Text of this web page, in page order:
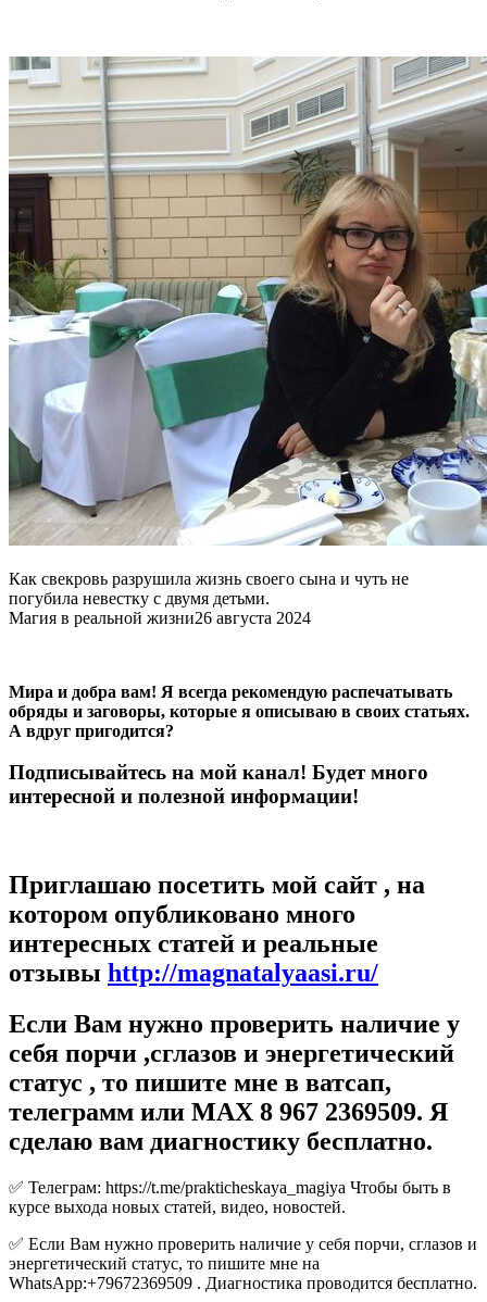
Как свекровь разрушила жизнь своего сына и чуть не
погубила невестку с двумя детьми.
Магия в реальной жизни26 августа 2024
Мира и добра вам! Я всегда рекомендую распечатывать
обряды и заговоры, которые я описываю в своих статьях.
А вдруг пригодится?
Подписывайтесь на мой канал! Будет много
интересной и полезной информации!
Приглашаю посетить мой сайт , на
котором опубликовано много
интересных статей и реальные
отзывы http://magnatalyaasi.ru/
Если Вам нужно проверить наличие у
себя порчи ,сглазов и энергетический
статус , то пишите мне в ватсап,
телеграмм или МАХ 8 967 2369509. Я
сделаю вам диагностику бесплатно.
✅ Телеграм: https://t.me/prakticheskaya_magiya Чтобы быть в
курсе выхода новых статей, видео, новостей.
✅ Если Вам нужно проверить наличие у себя порчи, сглазов и
энергетический статус, то пишите мне на
WhatsApp:+79672369509 . Диагностика проводится бесплатно.